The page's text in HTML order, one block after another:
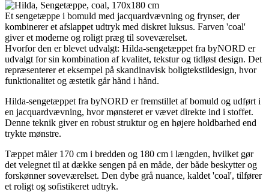
Et sengetæppe i bomuld med jacquardvævning og frynser, der
kombinerer et afslappet udtryk med diskret luksus. Farven 'coal'
giver et moderne og roligt præg til soveværelset.
Hvorfor den er blevet udvalgt: Hilda-sengetæppet fra byNORD er
udvalgt for sin kombination af kvalitet, tekstur og tidløst design. Det
repræsenterer et eksempel på skandinavisk boligtekstildesign, hvor
funktionalitet og æstetik går hånd i hånd.
Hilda-sengetæppet fra byNORD er fremstillet af bomuld og udført i
en jacquardvævning, hvor mønsteret er vævet direkte ind i stoffet.
Denne teknik giver en robust struktur og en højere holdbarhed end
trykte mønstre.
Tæppet måler 170 cm i bredden og 180 cm i længden, hvilket gør
det velegnet til at dække sengen på en måde, der både beskytter og
forskønner soveværelset. Den dybe grå nuance, kaldet 'coal', tilfører
et roligt og sofistikeret udtryk.